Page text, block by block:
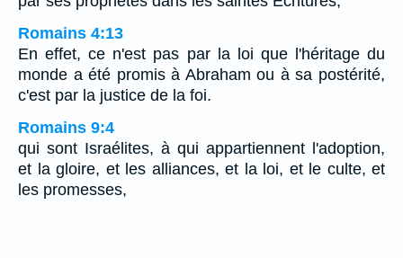
Romains 4:13
En effet, ce n'est pas par la loi que l'héritage du
monde a été promis à Abraham ou à sa postérité,
c'est par la justice de la foi.
Romains 9:4
qui sont Israélites, à qui appartiennent l'adoption,
et la gloire, et les alliances, et la loi, et le culte, et
les promesses,